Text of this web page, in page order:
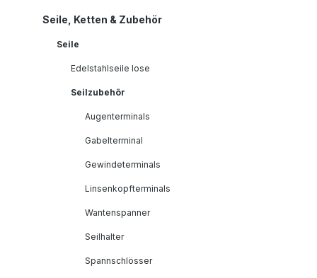
Seile, Ketten & Zubehör
Seile
Edelstahlseile lose
Seilzubehör
Augenterminals
Gabelterminal
Gewindeterminals
Linsenkopfterminals
Wantenspanner
Seilhalter
Spannschlösser